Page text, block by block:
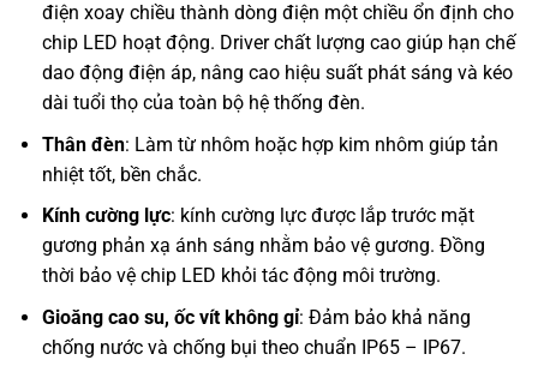
điện xoay chiều thành dòng điện một chiều ổn định cho
chip LED hoạt động. Driver chất lượng cao giúp hạn chế
dao động điện áp, nâng cao hiệu suất phát sáng và kéo
dài tuổi thọ của toàn bộ hệ thống đèn.
Thân đèn: Làm từ nhôm hoặc hợp kim nhôm giúp tản
nhiệt tốt, bền chắc.
Kính cường lực: kính cường lực được lắp trước mặt
gương phản xạ ánh sáng nhằm bảo vệ gương. Đồng
thời bảo vệ chip LED khỏi tác động môi trường.
Gioăng cao su, ốc vít không gỉ: Đảm bảo khả năng
chống nước và chống bụi theo chuẩn IP65 – IP67.